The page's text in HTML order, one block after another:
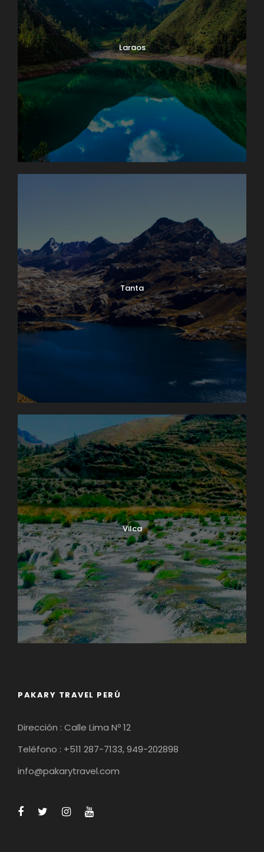
Laraos
Tanta
Vilca
PAKARY TRAVEL PERÚ
Dirección : Calle Lima Nº 12
Teléfono : +511 287-7133, 949-202898
info@pakarytravel.com